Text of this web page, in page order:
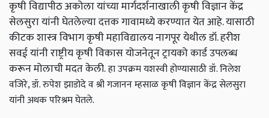
कृषी विद्यापीठ अकोला यांच्या मार्गदर्शनाखाली कृषी विज्ञान केंद्र
सेलसुरा यांनी घेतलेल्या दत्तक गावामध्ये करण्यात येत आहे. यासाठी
कीटक शास्त्र विभाग कृषी महाविद्यालय नागपूर येथील डॉ. हरीश
सवई यांनी राष्ट्रीय कृषी विकास योजनेतून ट्रायको कार्ड उपलब्ध
करून मोलाची मदत केली.हा उपक्रम यशस्वी होण्यासाठी डॉ. निलेश
वजिरे, डॉ. रुपेश झाडोदे व श्री गजानन म्हसाळ कृषी विज्ञान केंद्र सेलसुरा
यांनी अथक परिश्रम घेतले.